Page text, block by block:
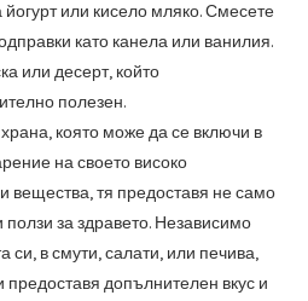
йогурт или кисело мляко. Смесете
като канела или ванилия.
или десерт, който
полезен.
която може да се включи в
на своето високо
вещества, тя предоставя не само
за здравето. Независимо
си, в смути, салати, или печива,
предоставя допълнителен вкус и